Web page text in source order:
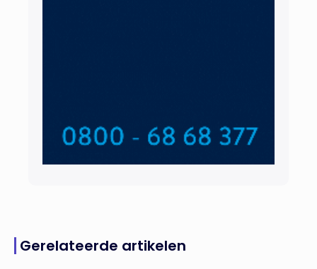
Gerelateerde artikelen